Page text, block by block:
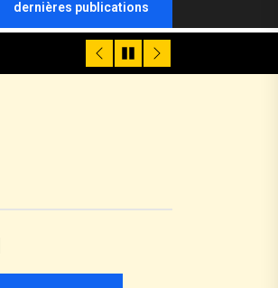
dernières publications